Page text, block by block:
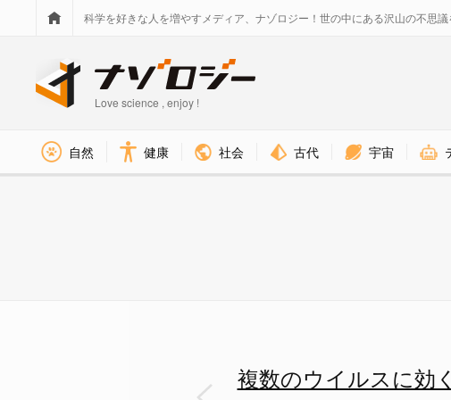
科学を好きな人を増やすメディア、ナゾロジー！世の中にある沢山の不思議
Love science , enjoy !
自然 健康 社会 古代 宇宙
複数のウイルスに効